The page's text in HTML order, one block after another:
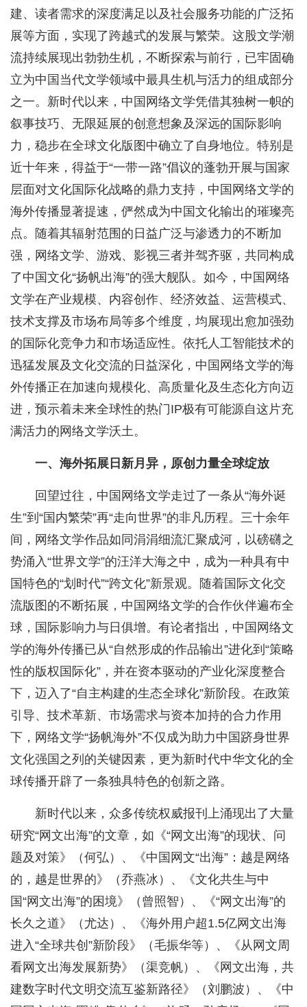
建、读者需求的深度满足以及社会服务功能的广泛拓
展等方面，实现了跨越式的发展与繁荣。这股文学潮
流持续展现出勃勃生机，不断探索与前行，已牢固确
立为中国当代文学领域中最具生机与活力的组成部分
之一。新时代以来，中国网络文学凭借其独树一帜的
叙事技巧、无限延展的创意想象及深远的国际影响
力，稳步在全球文化版图中确立了自身地位。特别是
近十年来，得益于“一带一路”倡议的蓬勃开展与国家
层面对文化国际化战略的鼎力支持，中国网络文学的
海外传播显著提速，俨然成为中国文化输出的璀璨亮
点。随着其辐射范围的日益广泛与渗透力的不断加
强，网络文学、游戏、影视三者并驾齐驱，共同构成
了中国文化“扬帆出海”的强大舰队。如今，中国网络
文学在产业规模、内容创作、经济效益、运营模式、
技术支撑及市场布局等多个维度，均展现出愈加强劲
的国际化竞争力和市场适应性。依托人工智能技术的
迅猛发展及文化交流的日益深化，中国网络文学的海
外传播正在加速向规模化、高质量化及生态化方向迈
进，预示着未来全球性的热门IP极有可能源自这片充
满活力的网络文学沃土。
一、海外拓展日新月异，原创力量全球绽放
回望过往，中国网络文学走过了一条从“海外诞
生”到“国内繁荣”再“走向世界”的非凡历程。三十余年
间，网络文学作品如同涓涓细流汇聚成河，以磅礴之
势涌入“世界文学”的汪洋大海之中，成为一种具有中
国特色的“划时代”“跨文化”新景观。随着国际文化交
流版图的不断拓展，中国网络文学的合作伙伴遍布全
球，国际影响力与日俱增。有论者指出，中国网络文
学的海外传播已从“自然形成的作品输出”进化到“策略
性的版权国际化”，并在资本驱动的产业化深度整合
下，迈入了“自主构建的生态全球化”新阶段。在政策
引导、技术革新、市场需求与资本加持的合力作用
下，网络文学“扬帆海外”不仅成为助力中国跻身世界
文化强国之列的关键因素，更为新时代中华文化的全
球传播开辟了一条独具特色的创新之路。
新时代以来，众多传统权威报刊上涌现出了大量
研究“网文出海”的文章，如《“网文出海”的现状、问
题及对策》（何弘）、《中国网文“出海”：越是网络
的，越是世界的》（乔燕冰）、《文化共生与中
国“网文出海”的困境》（曾照智）、《“网文出海”的
长久之道》（尤达）、《海外用户超1.5亿网文出海
进入“全球共创”新阶段》（毛振华等）、《从网文周
看网文出海发展新势》（渠竞帆）、《网文出海，共
建数字时代文明交流互鉴新路径》（刘鹏波）、《中